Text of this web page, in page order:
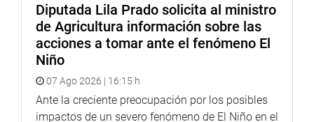
Diputada Lila Prado solicita al ministro
de Agricultura información sobre las
acciones a tomar ante el fenómeno El
Niño
07 Ago 2026 | 16:15 h
Ante la creciente preocupación por los posibles
impactos de un severo fenómeno de El Niño en el